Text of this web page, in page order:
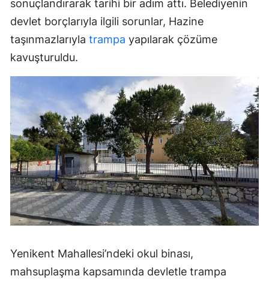
sonuçlandırarak tarihi bir adım attı. Belediyenin
devlet borçlarıyla ilgili sorunlar, Hazine
taşınmazlarıyla trampa yapılarak çözüme
kavuşturuldu.
Yenikent Mahallesi’ndeki okul binası,
mahsuplaşma kapsamında devletle trampa